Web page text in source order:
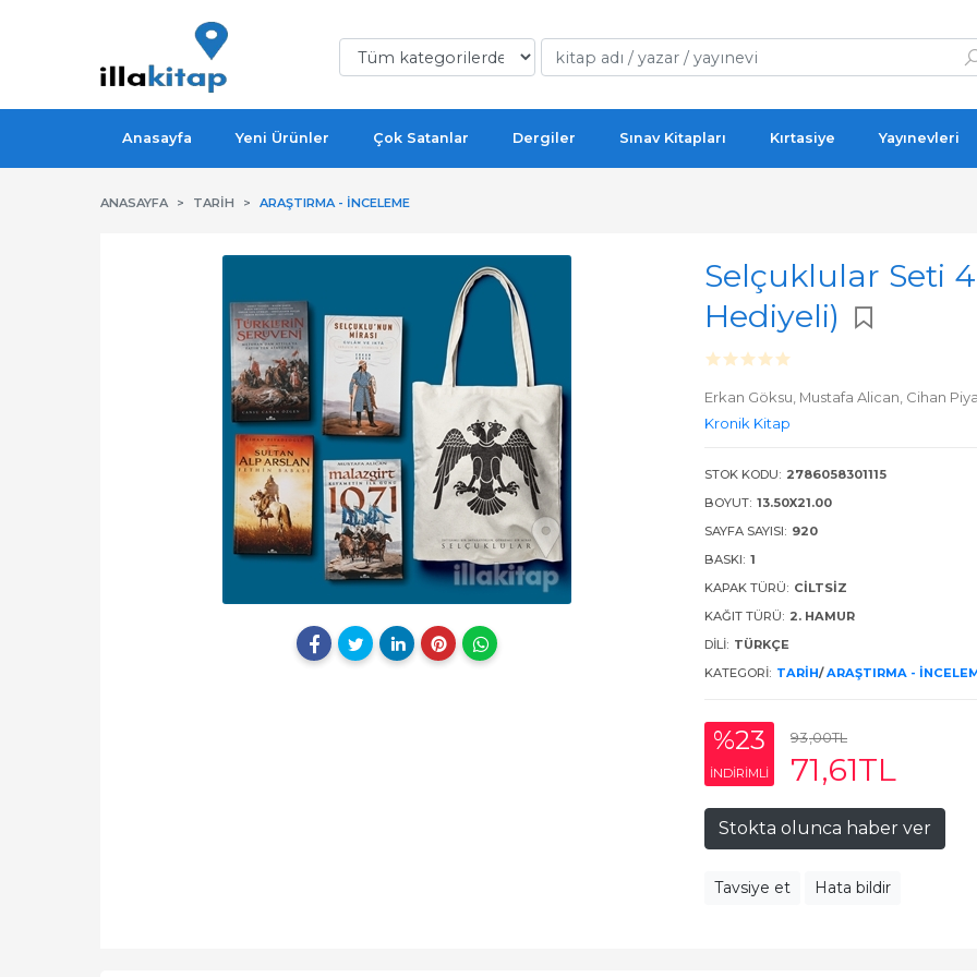
Anasayfa Yeni Ürünler Çok Satanlar Dergiler Sınav Kitapları Kırtasiye Yayınevleri
ANASAYFA TARIH ARAŞTIRMA - İNCELEME
Selçuklular Seti
Hediyeli)
Erkan Göksu, Mustafa Alican, Cihan
Kronik Kitap
STOK KODU: 2786058301115
BOYUT: 13.50X21.00
SAYFA SAYISI: 920
BASKI: 1
KAPAK TÜRÜ: CILTSIZ
KAĞIT TÜRÜ: 2. HAMUR
DILI: TÜRKÇE
KATEGORI: TARIH/ARAŞTIRMA -
%23
INDIRIMLI
93,00TL
71,61TL
Stokta olunca haber ver
Tavsiye et Hata bildir